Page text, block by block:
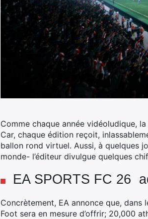
Comme chaque année vidéoludique,
Car, chaque édition reçoit,
ballon rond virtuel. Aussi, à quelques
monde- l’éditeur divulgue quelques
EA SPORTS FC 26
Concrètement, EA annonce que,
Foot sera en mesure d’offrir; 20,000